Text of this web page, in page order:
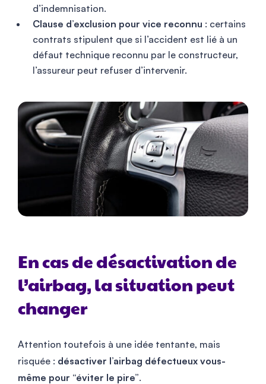
d’indemnisation.
Clause d’exclusion pour vice reconnu : certains
contrats stipulent que si l’accident est lié à un
défaut technique reconnu par le constructeur,
l’assureur peut refuser d’intervenir.
En cas de désactivation de
l’airbag, la situation peut
changer
Attention toutefois à une idée tentante, mais
risquée : désactiver l’airbag défectueux vous-
même pour “éviter le pire”.